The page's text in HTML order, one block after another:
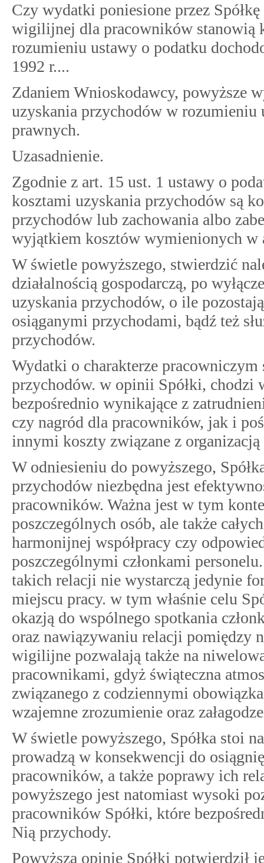
Czy wydatki poniesione przez
wigilijnej dla pracowników stanowią
rozumieniu ustawy o podatku
1992 r....
Zdaniem Wnioskodawcy, powyższe
uzyskania przychodów w
prawnych.
Uzasadnienie.
Zgodnie z art. 15 ust. 1 ustawy o
kosztami uzyskania przychodów są
przychodów lub zachowania albo
wyjątkiem kosztów wymienionych w
W świetle powyższego, stwierdzić
działalnością gospodarczą, po
uzyskania przychodów, o ile
osiąganymi przychodami, bądź też
przychodów.
Wydatki o charakterze
przychodów. w opinii Spółki,
bezpośrednio wynikające z
czy nagród dla pracowników, jak i
innymi koszty związane z
W odniesieniu do powyższego,
przychodów niezbędna jest
pracowników. Ważna jest w tym
poszczególnych osób, ale także
harmonijnej współpracy czy
poszczególnymi członkami
takich relacji nie wystarczą jedynie
miejscu pracy. w tym właśnie celu
okazją do wspólnego spotkania
oraz nawiązywaniu relacji pomiędzy
wigilijne pozwalają także na
pracownikami, gdyż świąteczna
związanego z codziennymi
wzajemne zrozumienie oraz
W świetle powyższego, Spółka stoi
prowadzą w konsekwencji do
pracowników, a także poprawy ich
powyższego jest natomiast wysoki
pracowników Spółki, które
Nią przychody.
Powyższą opinię Spółki potwierdził